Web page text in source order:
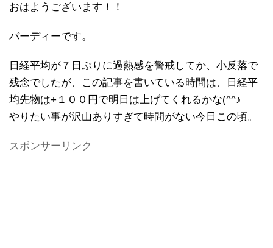
おはようございます！！
バーディーです。
日経平均が７日ぶりに過熱感を警戒してか、小反落で
残念でしたが、この記事を書いている時間は、日経平
均先物は+１００円で明日は上げてくれるかな(^^♪
やりたい事が沢山ありすぎて時間がない今日この頃。
スポンサーリンク